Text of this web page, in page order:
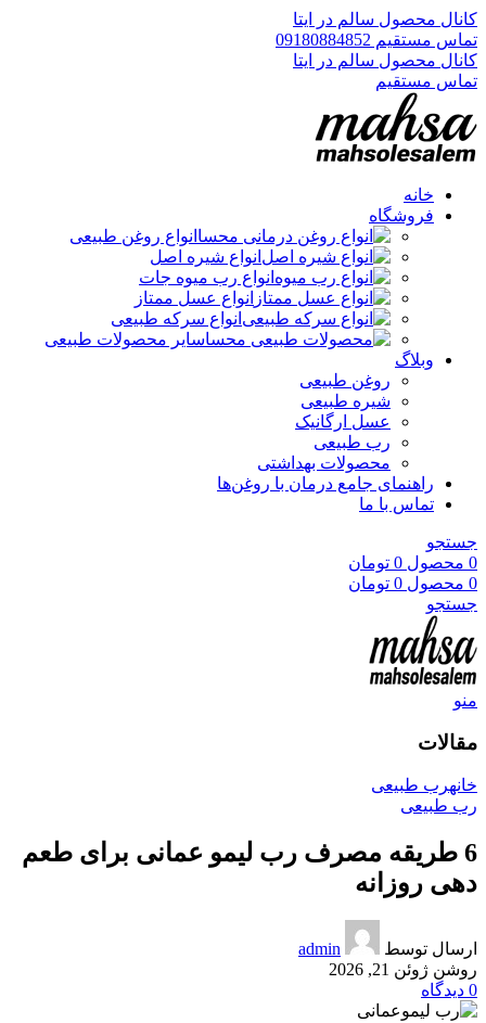
کانال محصول سالم در ایتا
تماس مستقیم 09180884852
کانال محصول سالم در ایتا
تماس مستقیم
خانه
فروشگاه
انواع روغن طبیعی
انواع شیره اصل
انواع رب میوه جات
انواع عسل ممتاز
انواع سرکه طبیعی
سایر محصولات طبیعی
وبلاگ
روغن طبیعی
شیره طبیعی
عسل ارگانیک
رب طبیعی
محصولات بهداشتی
راهنمای جامع درمان با روغن‌ها
تماس با ما
جستجو
0 محصول 0 تومان
0 محصول 0 تومان
جستجو
منو
مقالات
خانهرب طبیعی
رب طبیعی
6 طریقه مصرف رب لیمو عمانی برای طعم
دهی روزانه
ارسال توسط
admin
روشن ژوئن 21, 2026
0 دیدگاه